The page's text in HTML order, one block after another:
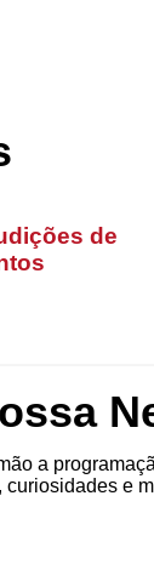
de
a
e